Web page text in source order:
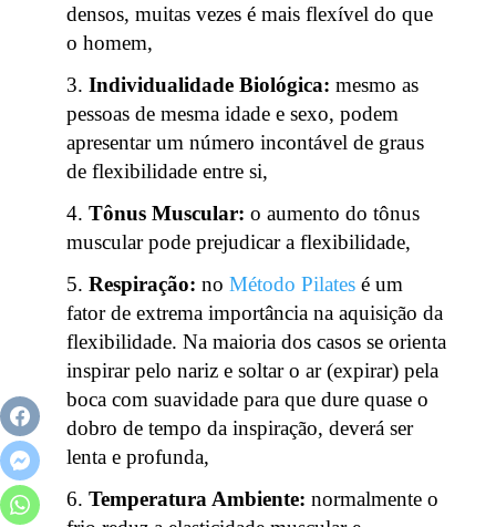
densos, muitas vezes é mais flexível do que
o homem,
Individualidade Biológica: mesmo as
pessoas de mesma idade e sexo, podem
apresentar um número incontável de graus
de flexibilidade entre si,
Tônus Muscular: o aumento do tônus
muscular pode prejudicar a flexibilidade,
Respiração: no Método Pilatesé um
fator de extrema importância na aquisição da
flexibilidade. Na maioria dos casos se orienta
inspirar pelo nariz e soltar o ar (expirar) pela
boca com suavidade para que dure quase o
dobro de tempo da inspiração, deverá ser
lenta e profunda,
Temperatura Ambiente: normalmente o